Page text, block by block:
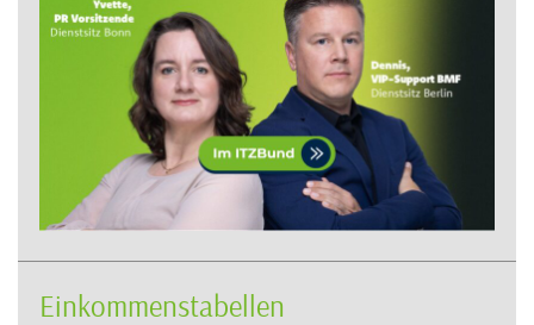
Einkommenstabellen